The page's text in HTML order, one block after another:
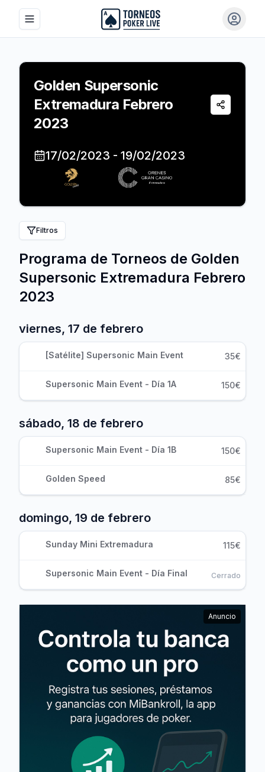
Toggle navigation menu Iniciar
Golden Supersonic
Extremadura Febrero
2023
Compartir
17/02/2023 - 19/02/2023
Filtros
Programa de Torneos de Golden
Supersonic Extremadura Febrero
2023
viernes, 17 de febrero
[Satélite] Supersonic Main Event 35€
Supersonic Main Event - Día 1A 150€
sábado, 18 de febrero
Supersonic Main Event - Día 1B 150€
Golden Speed 85€
domingo, 19 de febrero
Sunday Mini Extremadura 115€
Supersonic Main Event - Día Final Cerrado
Anuncio